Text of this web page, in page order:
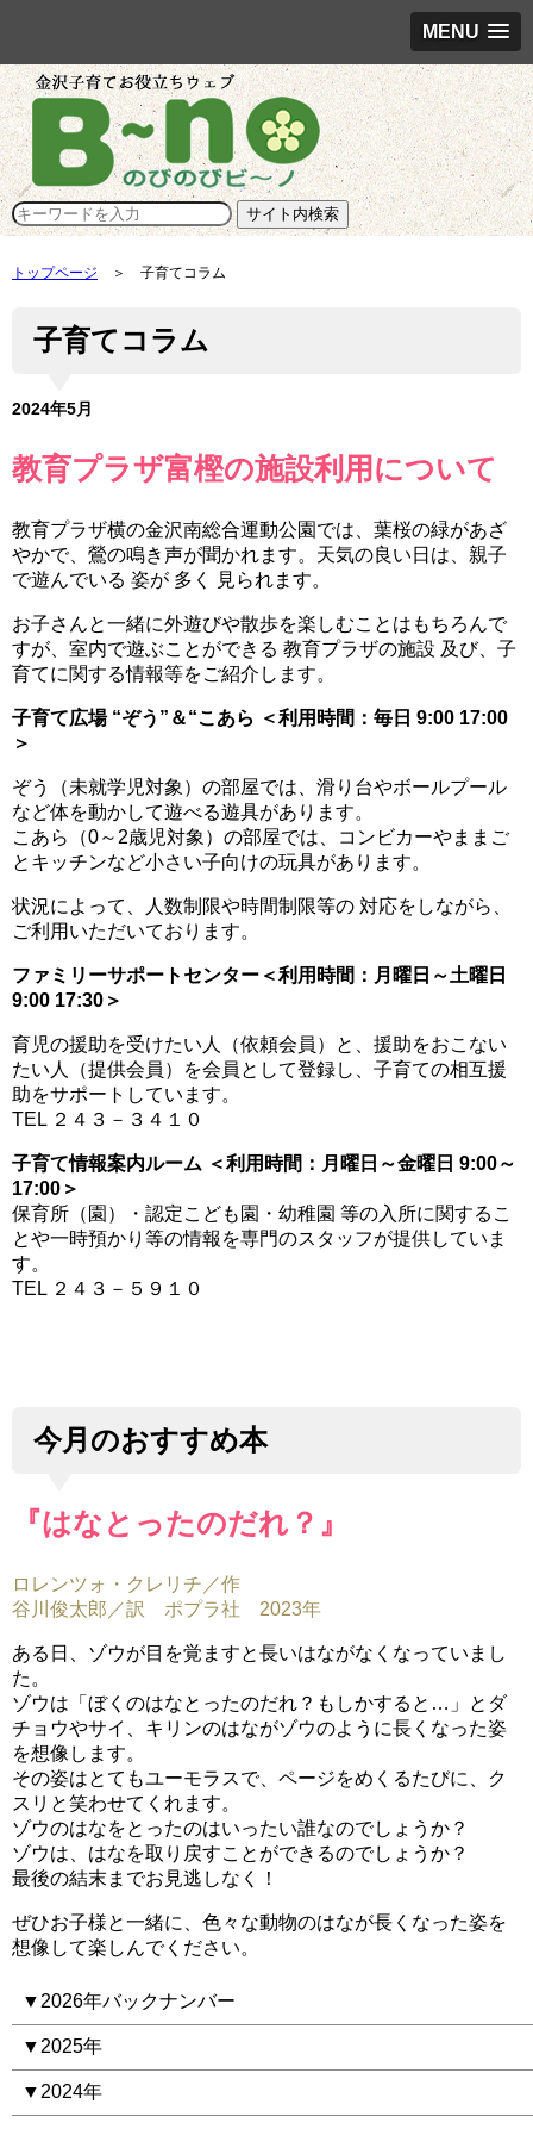
MENU
トップページ ＞ 子育てコラム
子育てコラム
2024年5月
教育プラザ富樫の施設利用について
教育プラザ横の金沢南総合運動公園では、葉桜の緑があざ
やかで、鶯の鳴き声が聞かれます。天気の良い日は、親子
で遊んでいる 姿が 多く 見られます。
お子さんと一緒に外遊びや散歩を楽しむことはもちろんで
すが、室内で遊ぶことができる 教育プラザの施設 及び、子
育てに関する情報等をご紹介します。
子育て広場 “ぞう”＆“こあら ＜利用時間：毎日 9:00 17:00
＞
ぞう（未就学児対象）の部屋では、滑り台やボールプール
など体を動かして遊べる遊具があります。
こあら（0～2歳児対象）の部屋では、コンビカーやままご
とキッチンなど小さい子向けの玩具があります。
状況によって、人数制限や時間制限等の 対応をしながら、
ご利用いただいております。
ファミリーサポートセンター＜利用時間：月曜日～土曜日
9:00 17:30＞
育児の援助を受けたい人（依頼会員）と、援助をおこない
たい人（提供会員）を会員として登録し、子育ての相互援
助をサポートしています。
TEL ２４３－３４１０
子育て情報案内ルーム ＜利用時間：月曜日～金曜日 9:00～
17:00＞
保育所（園）・認定こども園・幼稚園 等の入所に関するこ
とや一時預かり等の情報を専門のスタッフが提供していま
す。
TEL ２４３－５９１０
今月のおすすめ本
『はなとったのだれ？』
ロレンツォ・クレリチ／作
谷川俊太郎／訳 ポプラ社 2023年
ある日、ゾウが目を覚ますと長いはながなくなっていまし
た。
ゾウは「ぼくのはなとったのだれ？もしかすると…」とダ
チョウやサイ、キリンのはながゾウのように長くなった姿
を想像します。
その姿はとてもユーモラスで、ページをめくるたびに、ク
スリと笑わせてくれます。
ゾウのはなをとったのはいったい誰なのでしょうか？
ゾウは、はなを取り戻すことができるのでしょうか？
最後の結末までお見逃しなく！
ぜひお子様と一緒に、色々な動物のはなが長くなった姿を
想像して楽しんでください。
▼2026年バックナンバー
▼2025年
▼2024年